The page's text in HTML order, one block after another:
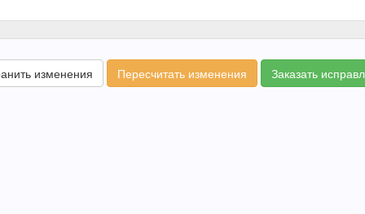
изменения Пересчитать изменения Заказать